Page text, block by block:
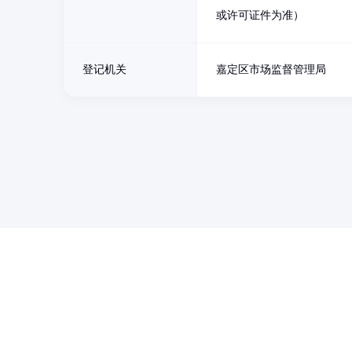
或许可证件为准）
登记机关 嘉定区市场监督管理局